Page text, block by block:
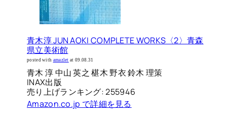
青木淳 JUN AOKI COMPLETE WORKS〈2〉青森
県立美術館
posted with amazlet at 09.08.31
青木 淳 中山 英之 椹木 野衣 鈴木 理策
INAX出版
売り上げランキング: 255946
Amazon.co.jp で詳細を見る